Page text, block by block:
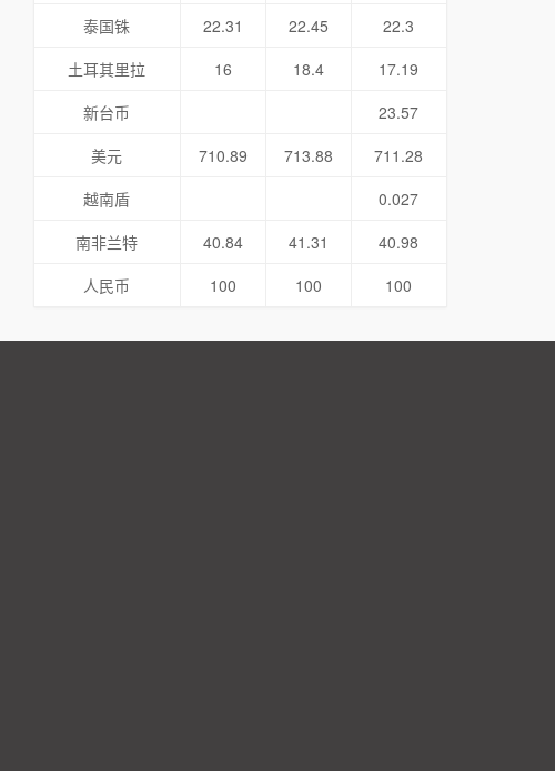
泰国铢
22.31 22.45
22.3
土耳其里拉
16 18.4
17.19
新台币
23.57
美元
710.89 713.88
711.28
越南盾
0.027
南非兰特
40.84 41.31
40.98
人民币
100 100 100